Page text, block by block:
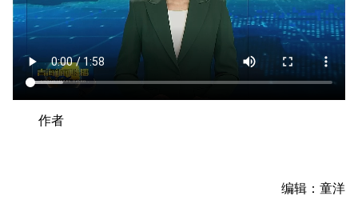
作者
编辑：童洋